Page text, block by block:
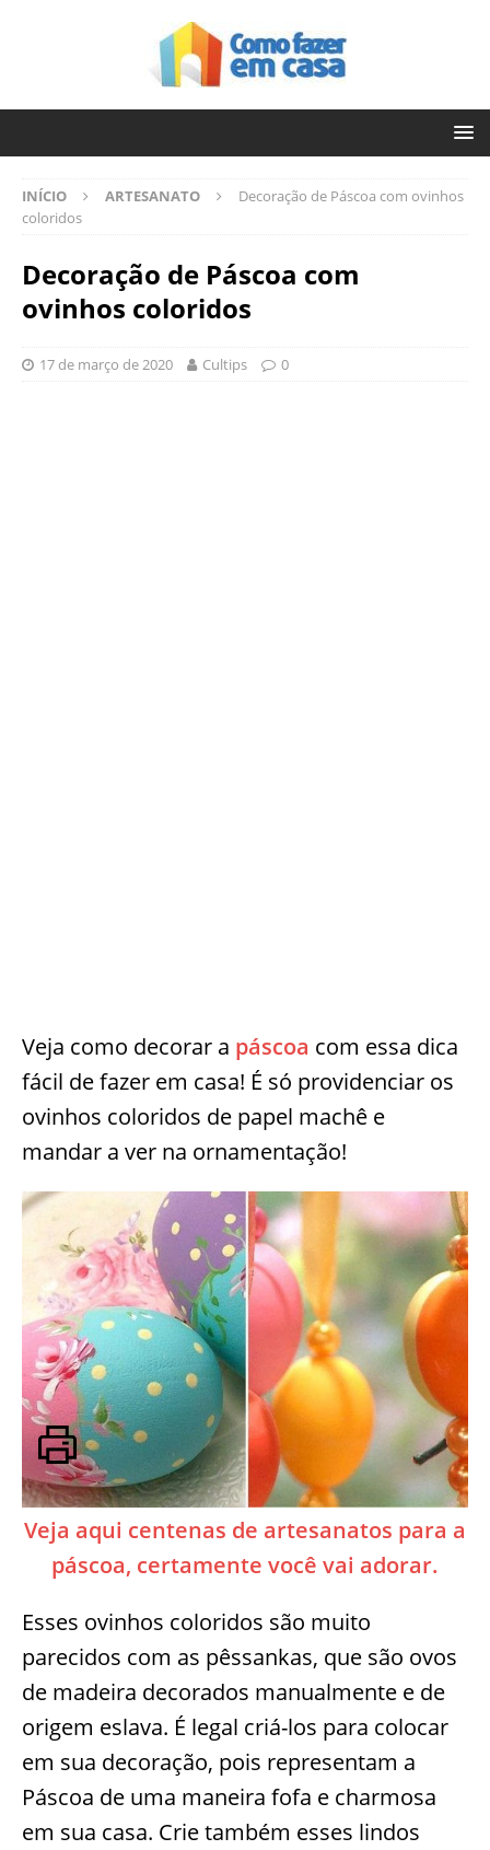
INÍCIO ARTESANATO
Decoração de Páscoa com ovinhos
coloridos
Decoração de Páscoa com
ovinhos coloridos
17 de março de 2020 Cultips 0
Veja como decorar a páscoa com essa dica
fácil de fazer em casa! É só providenciar os
ovinhos coloridos de papel machê e
mandar a ver na ornamentação!
Veja aqui centenas de artesanatos para a
páscoa, certamente você vai adorar.
Esses ovinhos coloridos são muito
parecidos com as pêssankas, que são ovos
de madeira decorados manualmente e de
origem eslava. É legal criá-los para colocar
em sua decoração, pois representam a
Páscoa de uma maneira fofa e charmosa
em sua casa. Crie também esses lindos